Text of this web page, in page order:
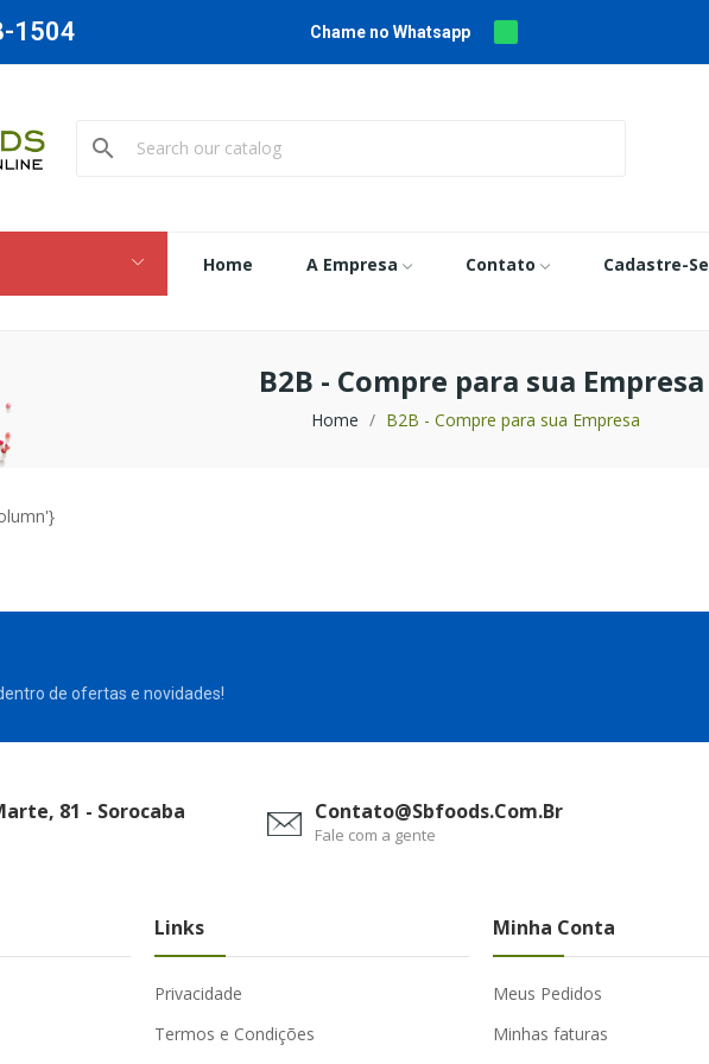
1504 Chame no Whatsapp
search
Home A Empresa Contato Cadastre-Se
B2B - Compre para sua Empresa
Home B2B - Compre para sua Empresa
de ofertas e novidades!
81 - Sorocaba Contato@sbfoods.com.br
Fale com a gente
Links
Privacidade
Termos e Condições
Minha Conta
Meus Pedidos
Minhas faturas